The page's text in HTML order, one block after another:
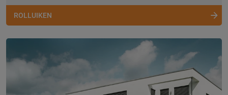
ROLLUIKEN